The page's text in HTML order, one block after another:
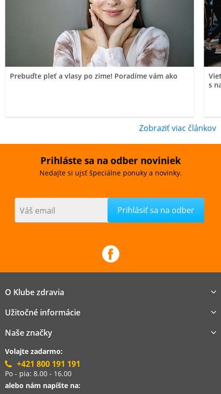
Prebuďte pleť a vlasy po zime! Poradíme vám ako
s
Zobraziť viac článkov
Prihláste sa na odber noviniek
Nedajte si ujsť špeciálne ponuky a novinky.
Váš email
O Klube zdravia
Užitočné informácie
Naše značky
Volajte zadarmo:
+421 800 191 191
Po - pia: 8.00 - 16.00
alebo nám napíšte na: